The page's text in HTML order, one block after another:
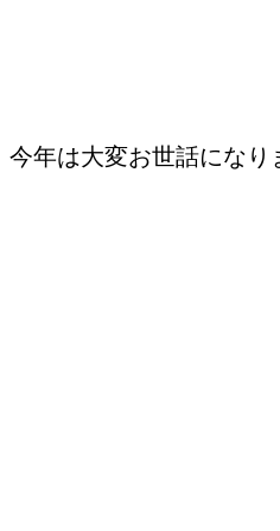
今年は大変お世話になり